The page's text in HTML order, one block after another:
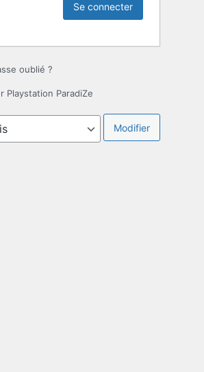
oublié ?
Playstation ParadiZe